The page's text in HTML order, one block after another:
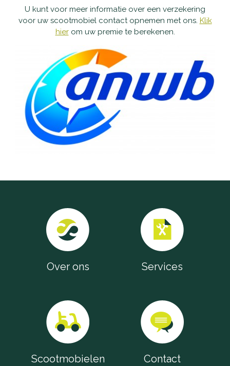
U kunt voor meer informatie over een verzekering
voor uw scootmobiel contact opnemen met ons. Klik
hierom uw premie te berekenen.
Over ons Services
Scootmobielen Contact